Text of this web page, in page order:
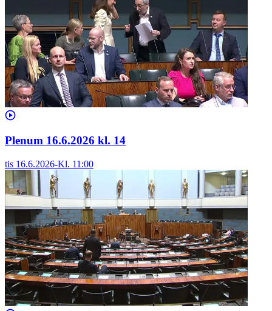
Plenum 16.6.2026 kl. 14
tis 16.6.2026-Kl. 11:00